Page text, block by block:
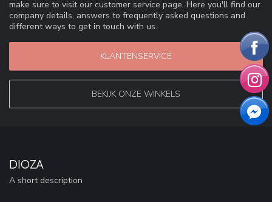
make sure to visit our customer service page. Here you'll find our
company details, answers to frequently asked questions and
different ways to get in touch with us.
KLANTENSERVICE
BEKIJK ONZE WINKELS
DIOZA
A short description